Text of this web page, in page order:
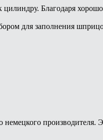
Благодаря
для заполнения
производителя.